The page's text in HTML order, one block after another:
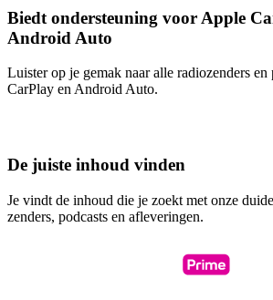
Biedt ondersteuning voor Apple
Android Auto
Luister op je gemak naar alle radiozenders
CarPlay en Android Auto.
De juiste inhoud vinden
Je vindt de inhoud die je zoekt met onze
zenders, podcasts en afleveringen.